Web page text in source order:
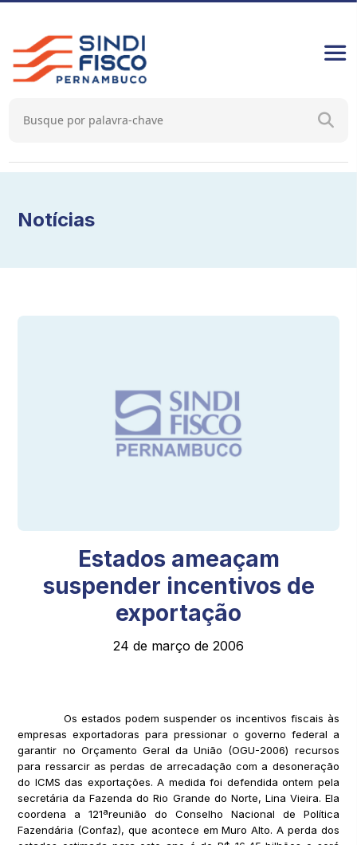
Notícias
Estados ameaçam
suspender incentivos de
exportação
24 de março de 2006
Os estados podem suspender os incentivos fiscais às
empresas exportadoras para pressionar o governo federal a
garantir no Orçamento Geral da União (OGU-2006) recursos
para ressarcir as perdas de arrecadação com a desoneração
do ICMS das exportações. A medida foi defendida ontem pela
secretária da Fazenda do Rio Grande do Norte, Lina Vieira. Ela
coordena a 121ªreunião do Conselho Nacional de Política
Fazendária (Confaz), que acontece em Muro Alto. A perda dos